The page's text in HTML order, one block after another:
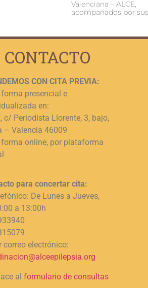
Valenciana – ALCE,
acompañados por
CONTACTO
CON CITA PREVIA:
presencial e
en:
c/ Periodista Llorente, 3, bajo,
– Valencia 46009
online, por plataforma
para concertar cita:
De Lunes a Jueves,
a 13:00h
correo electrónico:
al formulario de consultas